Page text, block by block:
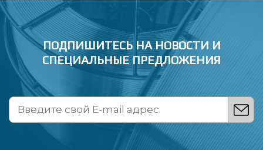
ПОДПИШИТЕСЬ НА НОВОСТИ И
СПЕЦИАЛЬНЫЕ ПРЕДЛОЖЕНИЯ